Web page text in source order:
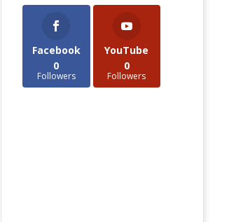
Facebook
0
Followers
YouTube
0
Followers